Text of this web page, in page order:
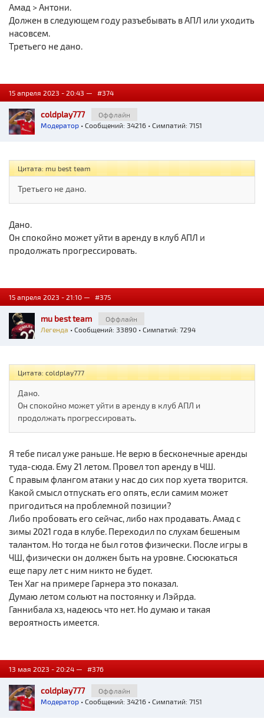
Амад > Антони.
Должен в следующем году разъебывать в АПЛ или уходить
насовсем.
Третьего не дано.
15 апреля 2023 - 20:43 — #374
coldplay777
Оффлайн
Модератор • Сообщений: 34216 • Симпатий: 7151
Цитата: mu best team
Третьего не дано.
Дано.
Он спокойно может уйти в аренду в клуб АПЛ и
продолжать прогрессировать.
15 апреля 2023 - 21:10 — #375
mu best team
Оффлайн
Легенда • Сообщений: 33890 • Симпатий: 7294
Цитата: coldplay777
Дано.
Он спокойно может уйти в аренду в клуб АПЛ и
продолжать прогрессировать.
Я тебе писал уже раньше. Не верю в бесконечные аренды
туда-сюда. Ему 21 летом. Провел топ аренду в ЧШ.
С правым флангом атаки у нас до сих пор хуета творится.
Какой смысл отпускать его опять, если самим может
пригодиться на проблемной позиции?
Либо пробовать его сейчас, либо нах продавать. Амад с
зимы 2021 года в клубе. Переходил по слухам бешеным
талантом. Но тогда не был готов физически. После игры в
ЧШ, физически он должен быть на уровне. Сюсюкаться
еще пару лет с ним никто не будет.
Тен Хаг на примере Гарнера это показал.
Думаю летом сольют на постоянку и Лэйрда.
Ганнибала хз, надеюсь что нет. Но думаю и такая
вероятность имеется.
13 мая 2023 - 20:24 — #376
coldplay777
Оффлайн
Модератор • Сообщений: 34216 • Симпатий: 7151